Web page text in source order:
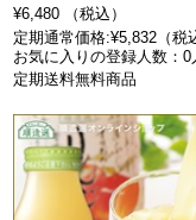
¥6,480 （税込）
定期通常価格:¥5,832（税
お気に入りの登録人数：0
定期送料無料商品